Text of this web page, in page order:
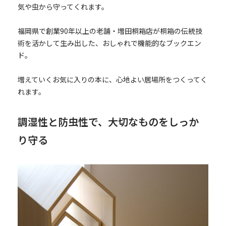
気や虫から守ってくれます。
福岡県で創業90年以上の老舗・増田桐箱店が桐箱の伝統技
術を活かして生み出した、おしゃれで機能的なブックエン
ド。
増えていくお気に入りの本に、心地よい居場所をつくってく
れます。
調湿性と防虫性で、大切なものをしっか
り守る